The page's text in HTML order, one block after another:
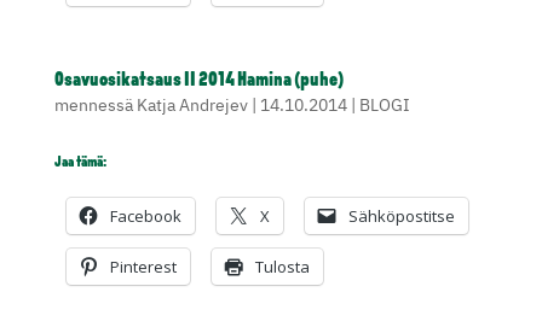
Osavuosikatsaus II 2014 Hamina (puhe)
mennessä Katja Andrejev| 14.10.2014| BLOGI
Jaa tämä:
Facebook X Sähköpostitse
Pinterest Tulosta